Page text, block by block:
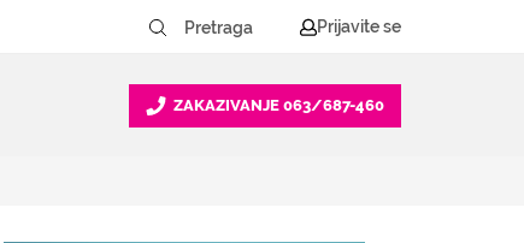
Prijavite se
ZAKAZIVANJE 063/687-460